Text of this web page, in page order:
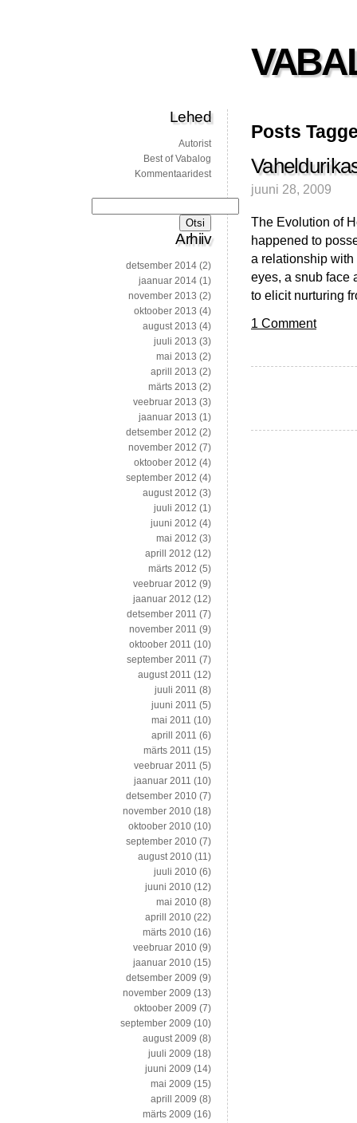
Posts
juuni 28, 2009
The Evolution of
happened to
a relationship with
eyes, a snub face
to elicit nurturing
1 Comment
Lehed
Autorist
Best of Vabalog
Kommentaaridest
Arhiiv
detsember 2014 (2)
jaanuar 2014 (1)
november 2013 (2)
oktoober 2013 (4)
august 2013 (4)
juuli 2013 (3)
mai 2013 (2)
aprill 2013 (2)
märts 2013 (2)
veebruar 2013 (3)
jaanuar 2013 (1)
detsember 2012 (2)
november 2012 (7)
oktoober 2012 (4)
september 2012 (4)
august 2012 (3)
juuli 2012 (1)
juuni 2012 (4)
mai 2012 (3)
aprill 2012 (12)
märts 2012 (5)
veebruar 2012 (9)
jaanuar 2012 (12)
detsember 2011 (7)
november 2011 (9)
oktoober 2011 (10)
september 2011 (7)
august 2011 (12)
juuli 2011 (8)
juuni 2011 (5)
mai 2011 (10)
aprill 2011 (6)
märts 2011 (15)
veebruar 2011 (5)
jaanuar 2011 (10)
detsember 2010 (7)
november 2010 (18)
oktoober 2010 (10)
september 2010 (7)
august 2010 (11)
juuli 2010 (6)
juuni 2010 (12)
mai 2010 (8)
aprill 2010 (22)
märts 2010 (16)
veebruar 2010 (9)
jaanuar 2010 (15)
detsember 2009 (9)
november 2009 (13)
oktoober 2009 (7)
september 2009 (10)
august 2009 (8)
juuli 2009 (18)
juuni 2009 (14)
mai 2009 (15)
aprill 2009 (8)
märts 2009 (16)